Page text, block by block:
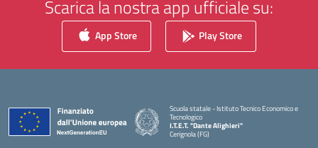
Scarica la nostra app ufficiale su:
App Store Play Store
Scuola statale - Istituto Tecnico Economico e
Tecnologico
I.T.E.T. "Dante Alighieri"
Cerignola (FG)
— Visita la pagina iniziale della scuola